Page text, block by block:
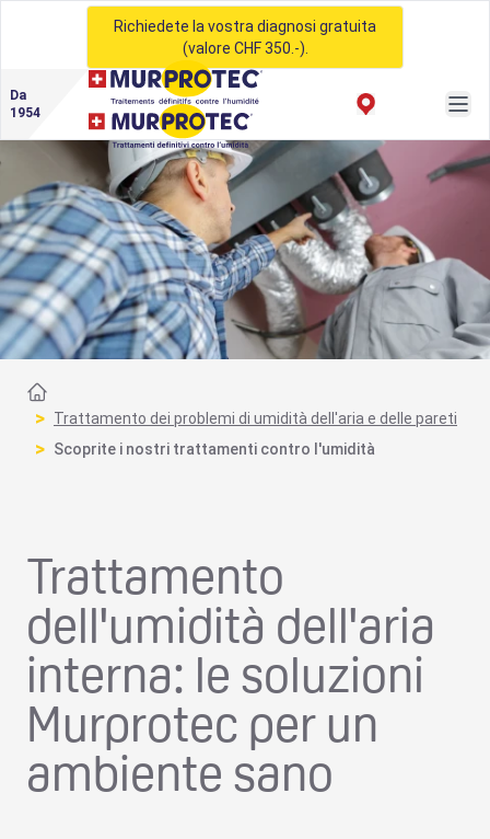
Richiedete la vostra diagnosi gratuita
(valore CHF 350.-).
Da
1954
Casa
> Trattamento dei problemi di umidità dell'aria e delle pareti
> Scoprite i nostri trattamenti contro l'umidità
Trattamento
dell'umidità dell'aria
interna: le soluzioni
Murprotec per un
ambiente sano